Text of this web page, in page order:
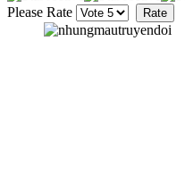
Please Rate